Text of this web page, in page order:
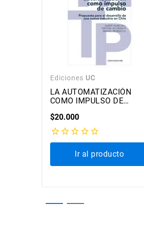
Ediciones UC
LA AUTOMATIZACIÓN
COMO IMPULSO DE
$20.000
Ir al producto